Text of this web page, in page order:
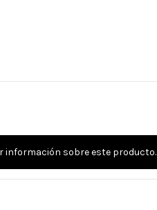
información sobre este producto.